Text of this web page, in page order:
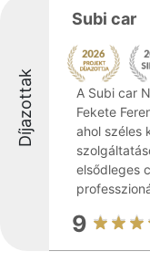
Díjazottak
Subi car
A Subi car
Fekete
ahol széles
elsődleges
9